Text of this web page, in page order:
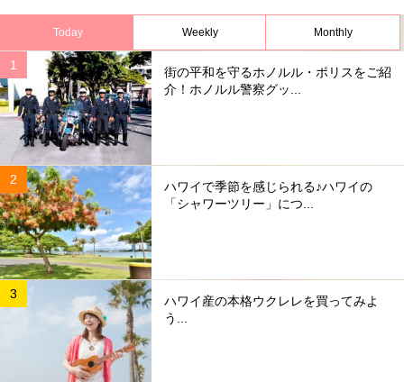
Today Weekly Monthly
街の平和を守るホノルル・ポリスをご紹
介！ホノルル警察グッ...
ハワイで季節を感じられる♪ハワイの
「シャワーツリー」につ...
ハワイ産の本格ウクレレを買ってみよ
う...